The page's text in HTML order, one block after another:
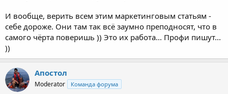
И вообще, верить всем этим маркетинговым статьям -
себе дороже. Они там так всё заумно преподносят, что в
самого чёрта поверишь )) Это их работа... Профи пишут...
))
Апостол
Moderator Команда форума